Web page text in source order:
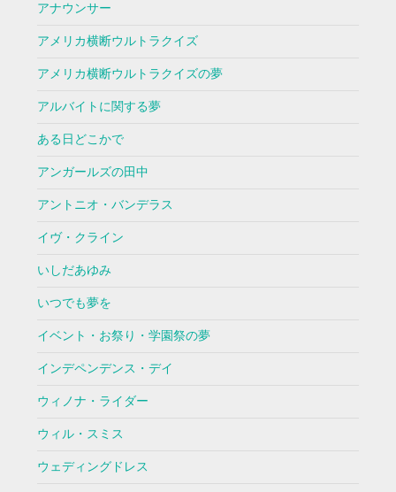
アナウンサー
アメリカ横断ウルトラクイズ
アメリカ横断ウルトラクイズの夢
アルバイトに関する夢
ある日どこかで
アンガールズの田中
アントニオ・バンデラス
イヴ・クライン
いしだあゆみ
いつでも夢を
イベント・お祭り・学園祭の夢
インデペンデンス・デイ
ウィノナ・ライダー
ウィル・スミス
ウェディングドレス